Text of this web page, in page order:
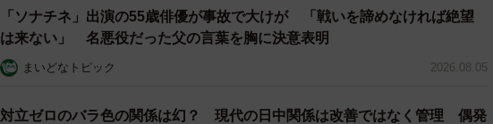
「ソナチネ」出演の55歳俳優が事故で大けが 「戦いを諦めなければ絶望
は来ない」 名悪役だった父の言葉を胸に決意表明
まいどなトピック 2026.08.05
対立ゼロのバラ色の関係は幻？ 現代の日中関係は改善ではなく管理 偶発